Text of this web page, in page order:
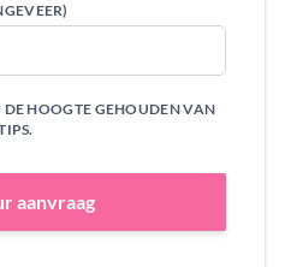
aanvraag